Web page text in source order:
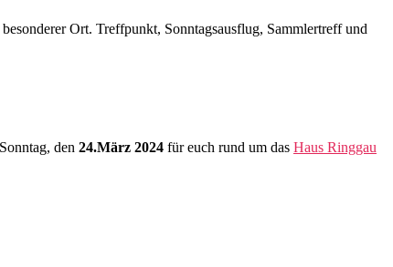
Ort. Treffpunkt, Sonntagsausflug, Sammlertreff und
den 24.März 2024 für euch rund um das Haus Ringgau